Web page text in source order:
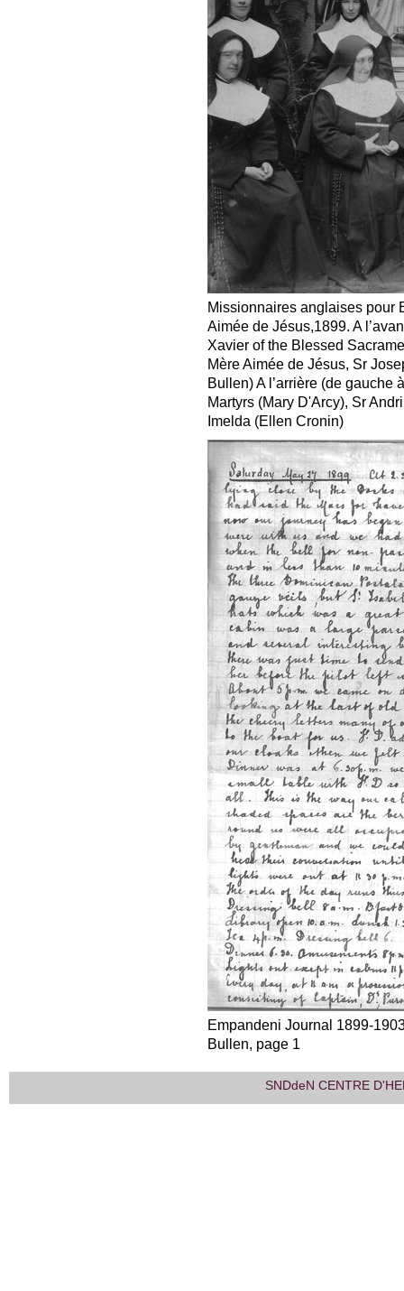
Missionnaires anglaises pour
Aimée de Jésus,1899. A
Xavier of the Blessed
Mère Aimée de Jésus, Sr
Bullen) A l’arrière (de gauche
Martyrs (Mary D'Arcy), Sr
Imelda (Ellen Cronin)
Empandeni Journal 1899-
Bullen, page 1
SNDdeN CENTRE